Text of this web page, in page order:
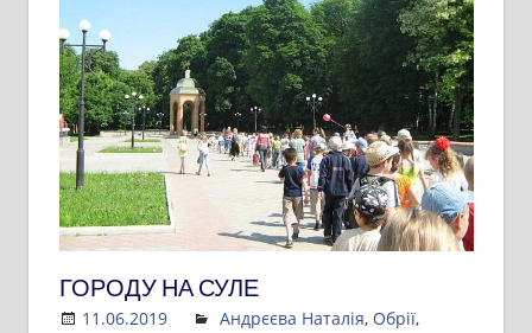
ГОРОДУ НА СУЛЕ
11.06.2019 Admin
Андрєєва Наталія, Обрії,